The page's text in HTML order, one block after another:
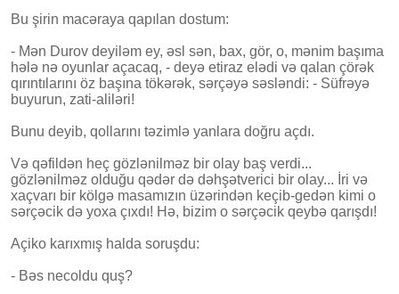
Bu şirin macəraya qapılan dostum:
- Mən Durov deyiləm ey, əsl sən, bax, gör, o, mənim başıma
hələ nə oyunlar açacaq, - deyə etiraz elədi və qalan çörək
qırıntılarını öz başına tökərək, sərçəyə səsləndi: - Süfrəyə
buyurun, zati-aliləri!
Bunu deyib, qollarını təzimlə yanlara doğru açdı.
Və qəfildən heç gözlənilməz bir olay baş verdi...
gözlənilməz olduğu qədər də dəhşətverici bir olay... İri və
xaçvarı bir kölgə masamızın üzərindən keçib-gedən kimi o
sərçəcik də yoxa çıxdı! Hə, bizim o sərçəcik qeybə qarışdı!
Açiko karıxmış halda soruşdu:
- Bəs necoldu quş?